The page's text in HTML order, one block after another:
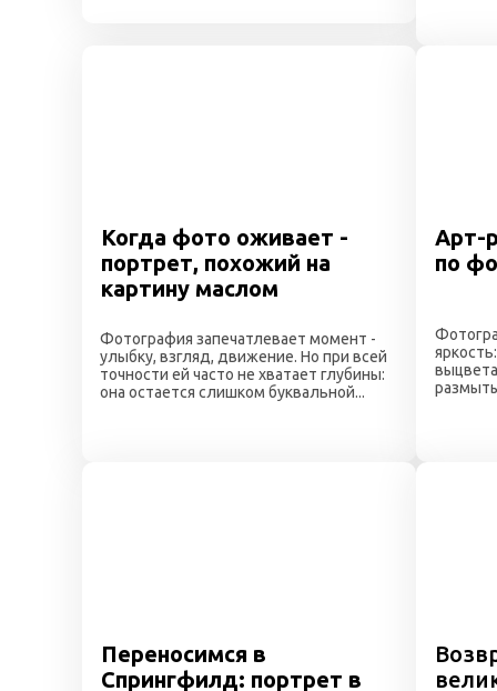
Фотография запечатлевает момент -
улыбку, взгляд, движение. Но при всей
точности ей часто не хватает глубины:
она остается слишком буквальной...
Когда фото оживает -
портрет, похожий на
картину маслом
Арт-
по
Переносимся в
Спрингфилд: портрет в